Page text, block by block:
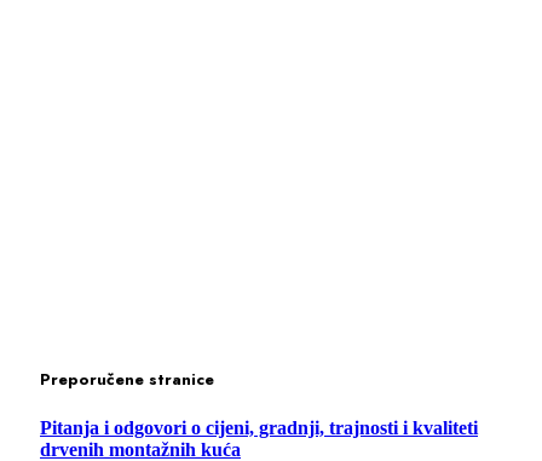
Preporučene stranice
Pitanja i odgovori o cijeni, gradnji, trajnosti i kvaliteti
drvenih montažnih kuća